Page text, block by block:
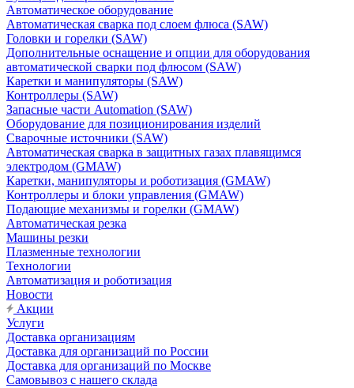
Автоматическое оборудование
Автоматическая сварка под слоем флюса (SAW)
Головки и горелки (SAW)
Дополнительные оснащение и опции для оборудования
автоматической сварки под флюсом (SAW)
Каретки и манипуляторы (SAW)
Контроллеры (SAW)
Запасные части Automation (SAW)
Оборудование для позиционирования изделий
Сварочные источники (SAW)
Автоматическая сварка в защитных газах плавящимся
электродом (GMAW)
Каретки, манипуляторы и роботизация (GMAW)
Контроллеры и блоки управления (GMAW)
Подающие механизмы и горелки (GMAW)
Автоматическая резка
Машины резки
Плазменные технологии
Технологии
Автоматизация и роботизация
Новости
Акции
Услуги
Доставка организациям
Доставка для организаций по России
Доставка для организаций по Москве
Самовывоз с нашего склада